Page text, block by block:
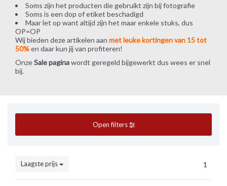
Soms zijn het producten die gebruikt zijn bij fotografie
Soms is een dop of etiket beschadigd
Maar let op want altijd zijn het maar enkele stuks, dus
OP=OP
Wij bieden deze artikelen aan met leuke kortingen van 15 tot
50%en daar kun jij van profiteren!
OnzeSale paginawordt geregeld bijgewerkt dus wees er snel
bij.
Open filters
Laagste prijs 1